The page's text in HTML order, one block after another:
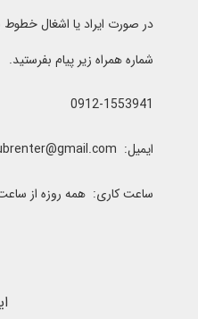
شماره همراه زیر پیام بفرستید.
0912-1553941
ایمیل: clubrenter@gmail.com
ساعت کاری: همه روزه از ساعت 9:00 الی